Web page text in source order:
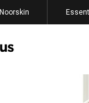
Noorskin